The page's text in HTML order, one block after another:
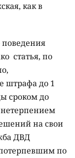
как в
поведения
статья, по
штрафа до 1
сроком до
нетерпением
на свои
ДВД
по